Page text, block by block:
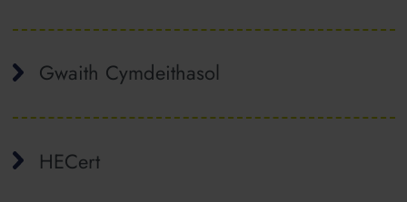
Gwaith Cymdeithasol
HECert